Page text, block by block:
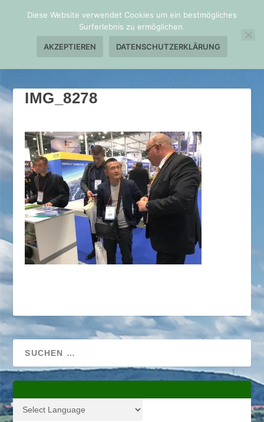
IMG_8278
Diese Website verwendet Cookies um ein bestmögliches
Surferlebnis zu ermöglichen.
AKZEPTIEREN DATENSCHUTZERKLÄRUNG